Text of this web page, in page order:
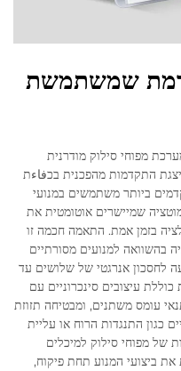
שמשתמשת
מפוחי סילוק מודרנית
התקדמות מהפכנית בכفاءת
ביותר משתמשים במנועי
שמיישרים אוטומטית את
בזמן אמת. התאמה חכמה זו
בהשוואה למנועים מסורתיים
לחסכון אנרגטי של שלושים עד
עיצובים סינכרוניים עם
עומס משתנים, ומבטיחה תזוזת
כגון התנגדות הרוח או עליית
של מפוחי סילוק למיכלים
ביצועי המנוע תחת פיקוח,